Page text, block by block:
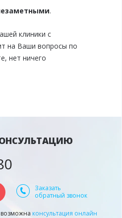
.
клиники с
на Ваши вопросы по
нет ничего
Заказать
обратный звонок
консультация онлайн